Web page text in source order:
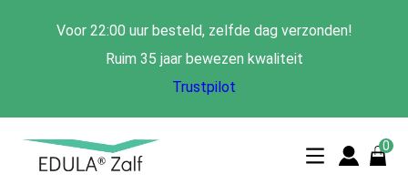
Voor 22:00 uur besteld, zelfde dag verzonden!
Ruim 35 jaar bewezen kwaliteit
Trustpilot
0